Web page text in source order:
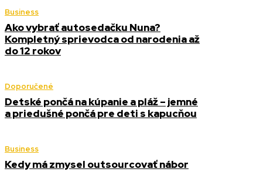
Business
Ako vybrať autosedačku Nuna?
Kompletný sprievodca od narodenia až
do 12 rokov
Doporučené
Detské pončá na kúpanie a pláž – jemné
a priedušné pončá pre deti s kapucňou
Business
Kedy má zmysel outsourcovať nábor